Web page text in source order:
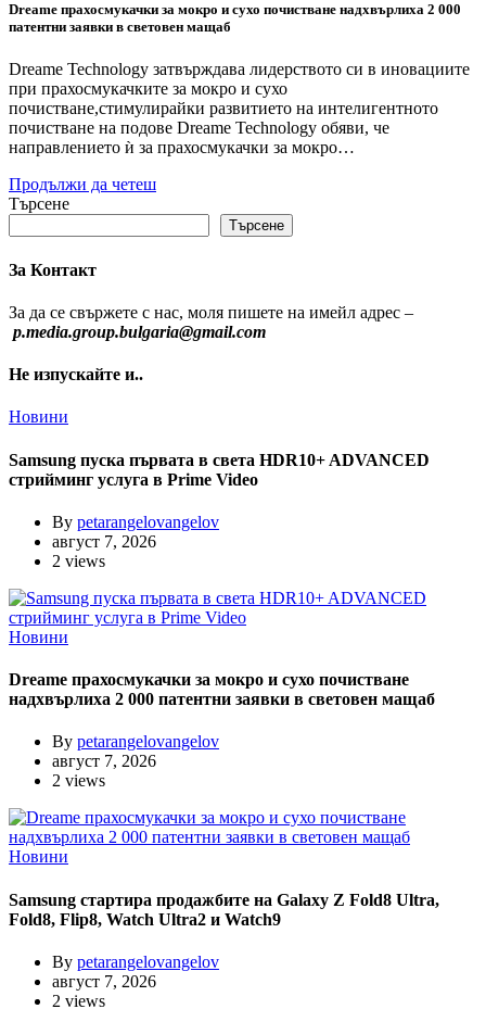
Dreame прахосмукачки за мокро и сухо почистване надхвърлиха 2 000
патентни заявки в световен мащаб
Dreame Technology затвърждава лидерството си в иновациите
при прахосмукачките за мокро и сухо
почистване,стимулирайки развитието на интелигентното
почистване на подове Dreame Technology обяви, че
направлението ѝ за прахосмукачки за мокро…
Продължи да четеш
Търсене
Търсене
За Контакт
За да се свържете с нас, моля пишете на имейл адрес –
p.media.group.bulgaria@gmail.com
Не изпускайте и..
Новини
Samsung пуска първата в света HDR10+ ADVANCED
стрийминг услуга в Prime Video
By petarangelovangelov
август 7, 2026
2 views
Новини
Dreame прахосмукачки за мокро и сухо почистване
надхвърлиха 2 000 патентни заявки в световен мащаб
By petarangelovangelov
август 7, 2026
2 views
Новини
Samsung стартира продажбите на Galaxy Z Fold8 Ultra,
Fold8, Flip8, Watch Ultra2 и Watch9
By petarangelovangelov
август 7, 2026
2 views